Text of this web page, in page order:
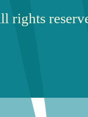
rights